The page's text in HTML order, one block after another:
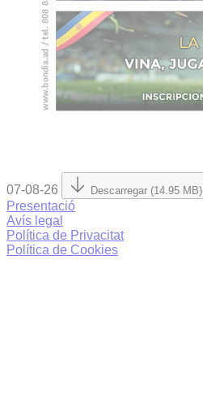
07-08-26 Descarregar (14.95 MB)
Presentació
Avís legal
Política de Privacitat
Política de Cookies